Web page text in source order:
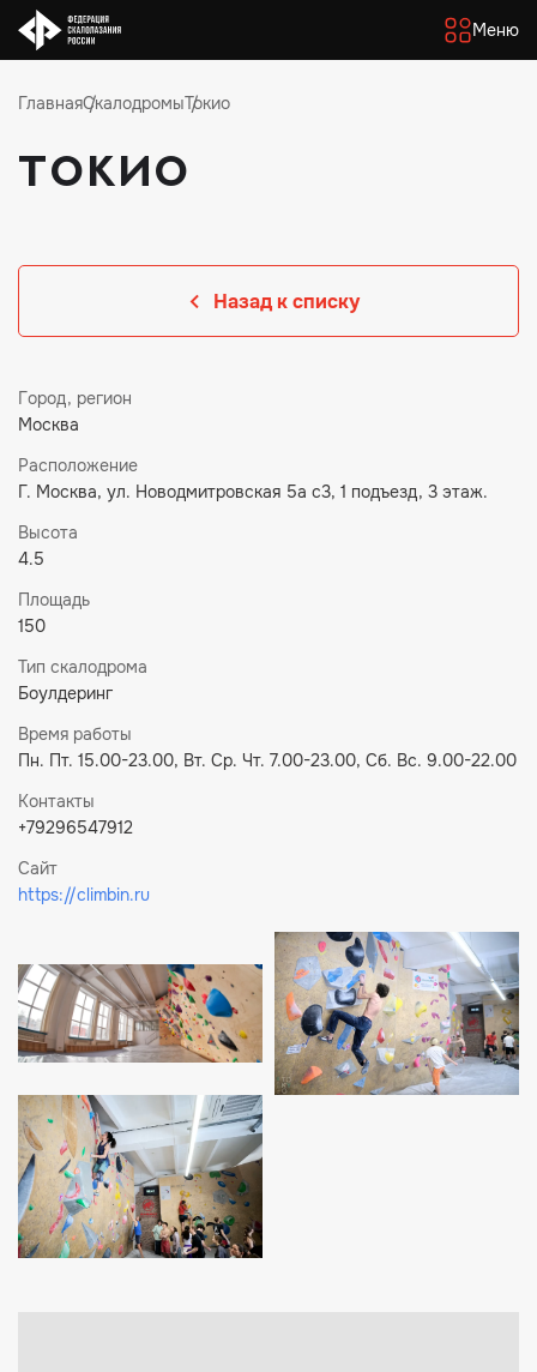
Меню
ГлавнаяСкалодромыТокио
Токио
Назад к списку
Город, регион
Москва
Расположение
Г. Москва, ул. Новодмитровская 5а с3, 1 подъезд, 3 этаж.
Высота
4.5
Площадь
150
Тип скалодрома
Боулдеринг
Время работы
Пн. Пт. 15.00-23.00, Вт. Ср. Чт. 7.00-23.00, Сб. Вс. 9.00-22.00
Контакты
+79296547912
Сайт
https://climbin.ru